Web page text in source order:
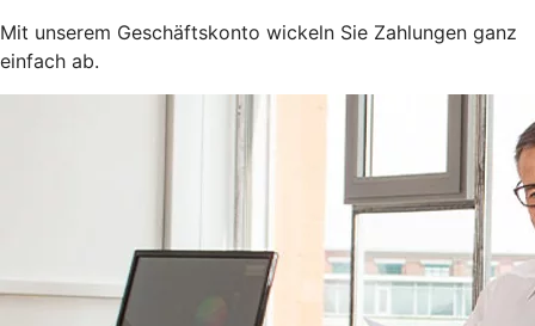
Mit unserem Geschäftskonto wickeln Sie Zahlungen ganz
einfach ab.